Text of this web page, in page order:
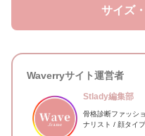
サイズ
Waverryサイト運営者
Stlady編集部
骨格診断ファッシ
ナリスト / 顔タイ